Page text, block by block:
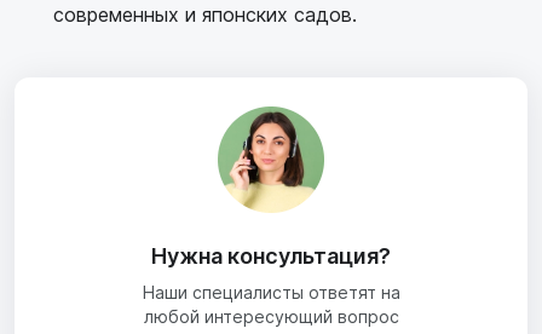
современных и японских садов.
Нужна консультация?
Наши специалисты ответят на
любой интересующий вопрос